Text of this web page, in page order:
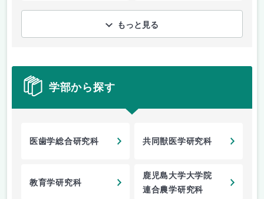
もっと見る
学部から探す
医歯学総合研究科 共同獣医学研究科
教育学研究科
鹿児島大学大学院
連合農学研究科